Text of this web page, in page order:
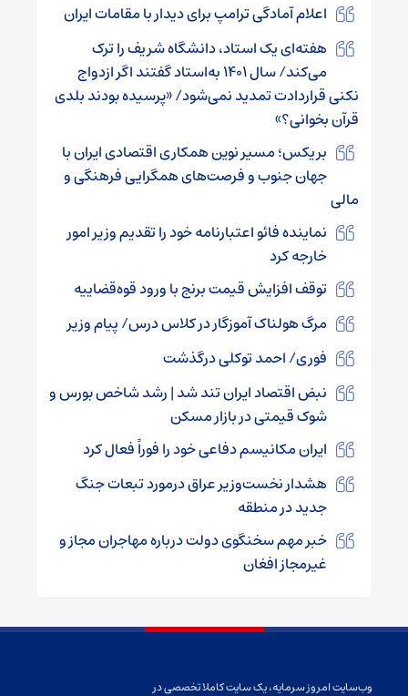
اعلام آمادگی ترامپ برای دیدار با مقامات ایران
هفته‌ای یک استاد، دانشگاه شریف را ترک
می‌کند/ سال ۱۴۰۱ به‌استاد گفتند اگر ازدواج
نکنی قراردادت تمدید نمی‌شود/ «پرسیده بودند بلدی
قرآن بخوانی؟»
بریکس؛ مسیر نوین همکاری اقتصادی ایران با
جهان جنوب و فرصت‌های همگرایی فرهنگی و
مالی
نماینده فائو اعتبارنامه خود را تقدیم وزیر امور
خارجه کرد
توقف افزایش قیمت برنج با ورود قوه‌قضاییه
مرگ هولناک آموزگار در کلاس درس/ پیام وزیر
فوری/ احمد توکلی درگذشت
نبض اقتصاد ایران تند شد | رشد شاخص بورس و
شوک قیمتی در بازار مسکن
ایران مکانیسم دفاعی خود را فوراً فعال کرد
هشدار نخست‌وزیر عراق درمورد تبعات جنگ
جدید در منطقه
خبر مهم سخنگوی دولت درباره مهاجران مجاز و
غیرمجاز افغان
وب‌سایت امروز سرمایه، یک سایت کاملا تخصصی در